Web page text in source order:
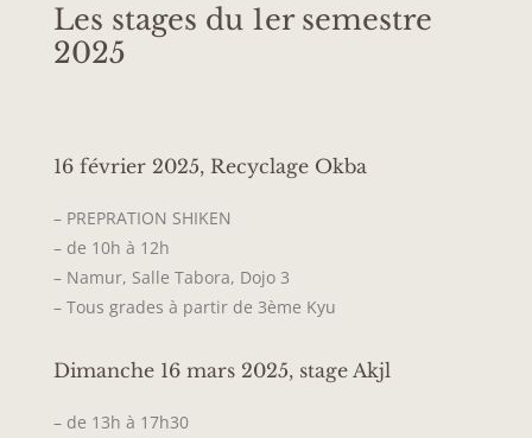
Les stages du 1er semestre
2025
16 février 2025, Recyclage Okba
– PREPRATION SHIKEN
– de 10h à 12h
– Namur, Salle Tabora, Dojo 3
– Tous grades à partir de 3ème Kyu
Dimanche 16 mars 2025, stage Akjl
– de 13h à 17h30